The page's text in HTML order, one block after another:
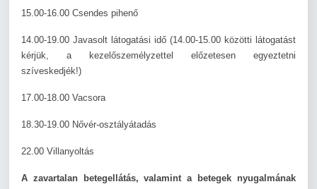
15.00-16.00 Csendes pihenő
14.00-19.00 Javasolt látogatási idő (14.00-15.00 közötti látogatást
kérjük, a kezelőszemélyzettel előzetesen egyeztetni
szíveskedjék!)
17.00-18.00 Vacsora
18.30-19.00 Nővér-osztályátadás
22.00 Villanyoltás
A zavartalan betegellátás, valamint a betegek nyugalmának